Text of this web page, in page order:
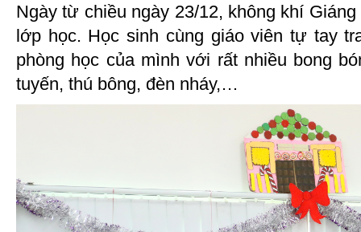
Ngày từ chiều ngày 23/12, không khí
lớp học. Học sinh cùng giáo viên tự tay
phòng học của mình với rất nhiều bong
tuyến, thú bông, đèn nháy,…